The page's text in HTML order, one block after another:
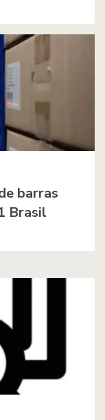
barras
Brasil